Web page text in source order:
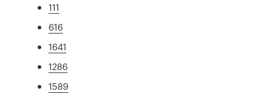
111
616
1641
1286
1589